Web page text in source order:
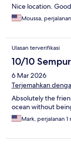
Nice location.
Moussa,
Ulasan terverifikasi
10/10
6 Mar 2026
Terjemahkan
Absolutely the
ocean without
Mark, perjalanan 1